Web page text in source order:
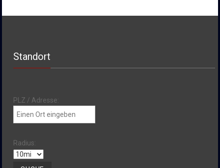
Standort
PLZ / Adresse:
Radius: